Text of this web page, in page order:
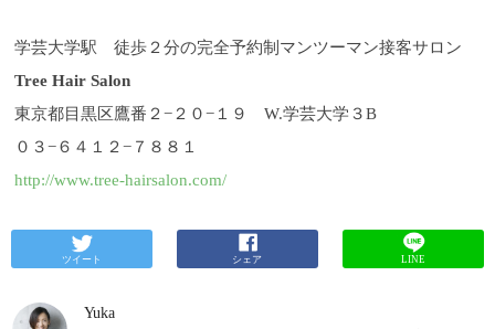
学芸大学駅 徒歩２分の完全予約制マンツーマン接客サロン
Tree Hair Salon
東京都目黒区鷹番２−２０−１９ W.学芸大学３B
０３−６４１２−７８８１
http://www.tree-hairsalon.com/
ツイート シェア LINE
Yuka